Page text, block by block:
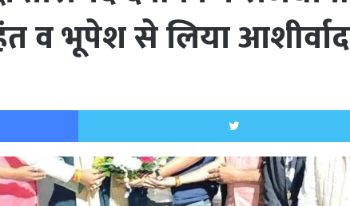
व भूपेश से लिया आशीर्वाद
Facebook